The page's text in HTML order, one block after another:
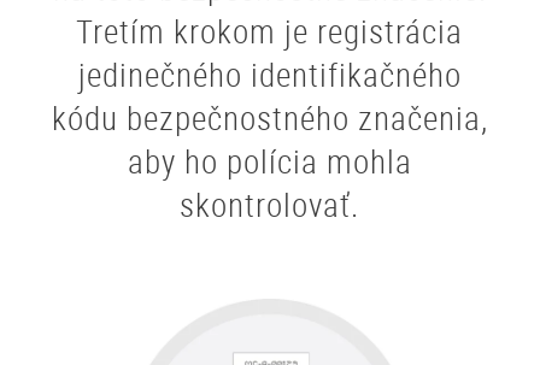
Tretím krokom je registrácia
jedinečného identifikačného
kódu bezpečnostného značenia,
aby ho polícia mohla
skontrolovať.